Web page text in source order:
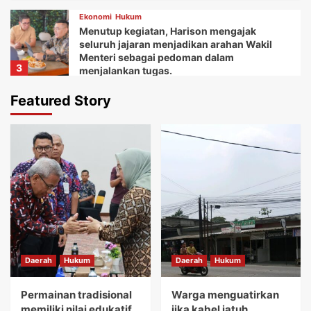
3
Ekonomi Hukum
Menutup kegiatan, Harison mengajak
seluruh jajaran menjadikan arahan Wakil
Menteri sebagai pedoman dalam
menjalankan tugas.
Daerah
Ketua Balai Adat Keariaan Tangerang Rd.
dukungan dan bantuan Bupati Tangerang
dan seluruh jajarannya.
5
Daerah Ekonomi
Kemudian Anna menuturkan acara Gebyar
festival Kuliner UMKM memberikan wadah
bagi koperasi dan pelaku usaha mikro.
Daerah Hukum
Permainan tradisional memiliki nilai
Featured Story
Daerah Hukum
Permainan tradisional
Daerah Hukum
Warga menguatirkan